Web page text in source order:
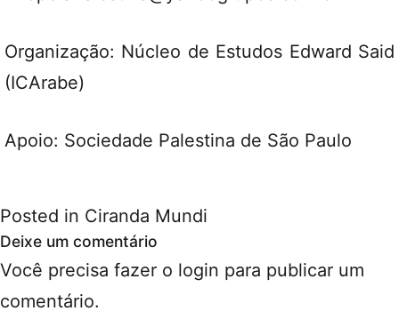
Organização: Núcleo de Estudos Edward Said
(ICArabe)
Apoio: Sociedade Palestina de São Paulo
Posted in Ciranda Mundi
Deixe um comentário
Você precisa fazer o login para publicar um
comentário.